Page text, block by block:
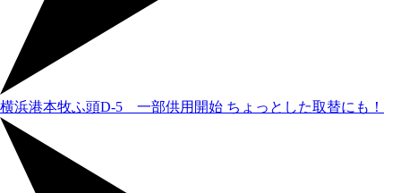
横浜港本牧ふ頭D-5 一部供用開始 ちょっとした取替にも！